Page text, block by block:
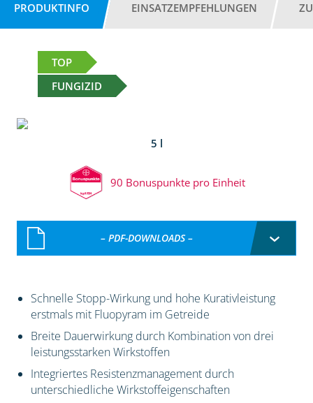
PRODUKTINFO EINSATZEMPFEHLUNGEN
TOP
FUNGIZID
5 l
90 Bonuspunkte pro Einheit
– PDF-DOWNLOADS –
Schnelle Stopp-Wirkung und hohe Kurativleistung
erstmals mit Fluopyram im Getreide
Breite Dauerwirkung durch Kombination von drei
leistungsstarken Wirkstoffen
Integriertes Resistenzmanagement durch
unterschiedliche Wirkstoffeigenschaften